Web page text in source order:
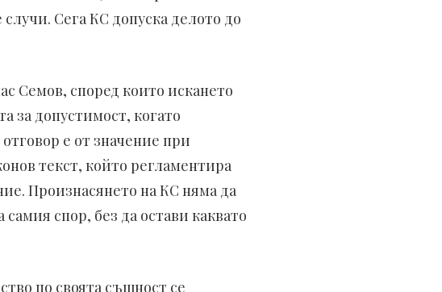
Сега КС допуска делото до
Семов, според които искането
за допустимост, когато
е от значение при
текст, който регламентира
Произнасянето на КС няма да
спор, без да остави каквато
по своята същност се